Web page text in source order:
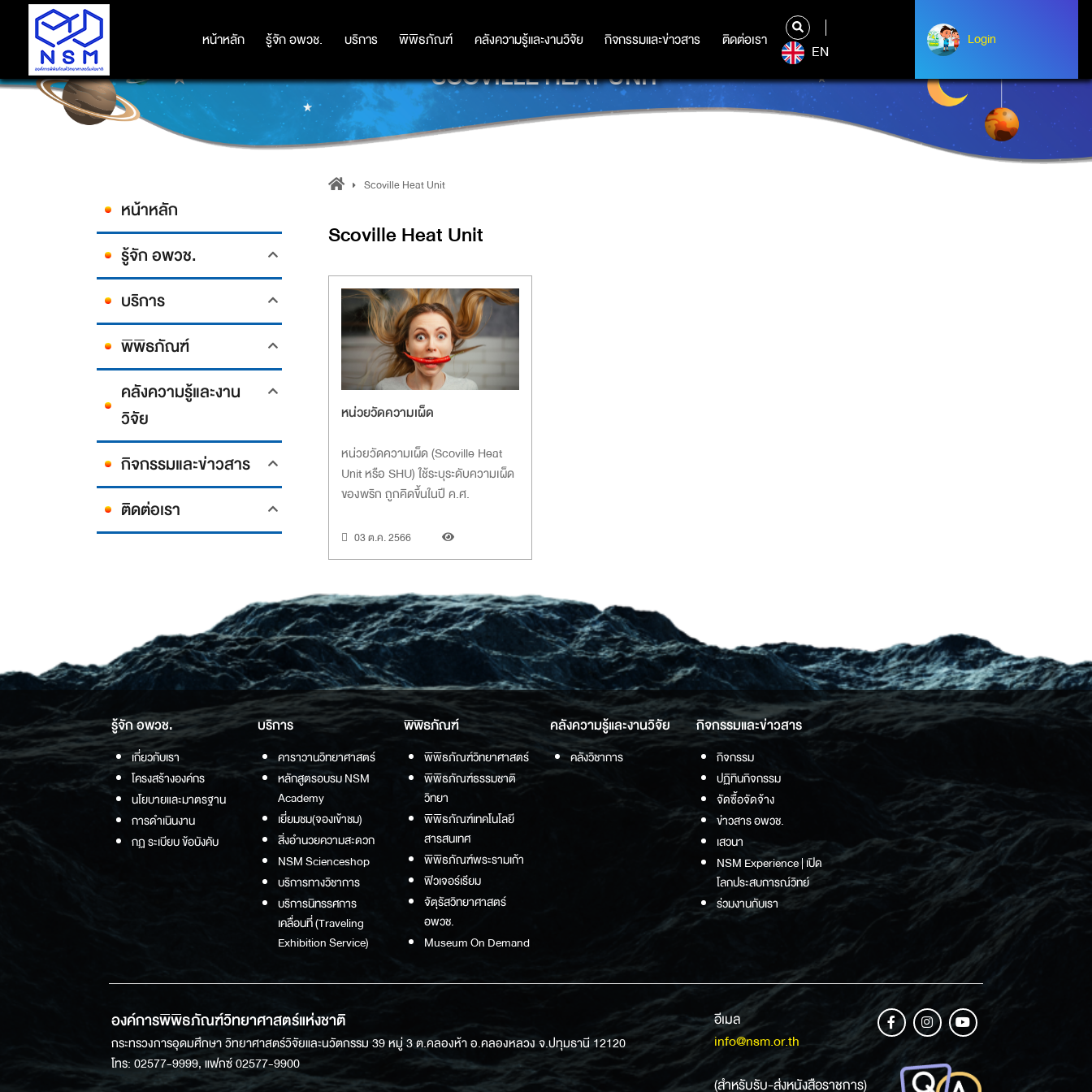
หน้าหลัก รู้จัก อพวช. บริการ พิพิธภัณฑ์ คลังความรู้และงานวิจัย กิจกรรมและข่าวสาร ติดต่อเรา
หน้าหลัก รู้จัก อพวช. บริการ พิพิธภัณฑ์ คลังความรู้และงานวิจัย กิจกรรมและข่าวสาร ติดต่อเรา
EN
Login
Albert Einstein
SCOVILLE HEAT UNIT
หน้าหลัก
รู้จัก อพวช.
บริการ
พิพิธภัณฑ์
คลังความรู้และงาน
วิจัย
กิจกรรมและข่าวสาร
ติดต่อเรา
Scoville Heat Unit
Scoville Heat Unit
หน่วยวัดความเผ็ด
หน่วยวัดความเผ็ด (Scoville Heat
Unit หรือ SHU) ใช้ระบุระดับความเผ็ด
ของพริก ถูกคิดขึ้นในปี ค.ศ.
03 ต.ค. 2566
รู้จัก อพวช.
เกี่ยวกับเรา
โครงสร้างองค์กร
นโยบายและมาตรฐาน
การดำเนินงาน
กฏ ระเบียบ ข้อบังคับ
บริการ
คาราวานวิทยาศาสตร์
หลักสูตรอบรม NSM
Academy
เยี่ยมชม(จองเข้าชม)
สิ่งอำนวยความสะดวก
NSM Scienceshop
บริการทางวิชาการ
บริการนิทรรศการ
เคลื่อนที่ (Traveling
Exhibition Service)
พิพิธภัณฑ์
พิพิธภัณฑ์วิทยาศาสตร์
พิพิธภัณฑ์ธรรมชาติ
วิทยา
พิพิธภัณฑ์เทคโนโลยี
สารสนเทศ
พิพิธภัณฑ์พระรามเก้า
ฟิวเจอร์เรียม
จัตุรัสวิทยาศาสตร์
อพวช.
Museum On Demand
คลังความรู้และงานวิจัย
คลังวิชาการ
กิจกรรมและข่าวสาร
กิจกรรม
ปฏิทินกิจกรรม
จัดซื้อจัดจ้าง
ข่าวสาร อพวช.
เสวนา
NSM Experience | เปิด
โลกประสบการณ์วิทย์
ร่วมงานกับเรา
องค์การพิพิธภัณฑ์วิทยาศาสตร์แห่งชาติ
กระทรวงการอุดมศึกษา วิทยาศาสตร์วิจัยและนวัตกรรม 39 หมู่ 3 ต.คลองห้า อ.คลองหลวง จ.ปทุมธานี 12120
โทร: 02577-9999, แฟกซ์ 02577-9900
อีเมล
info@nsm.or.th
(สำหรับรับ-ส่งหนังสือราชการ)